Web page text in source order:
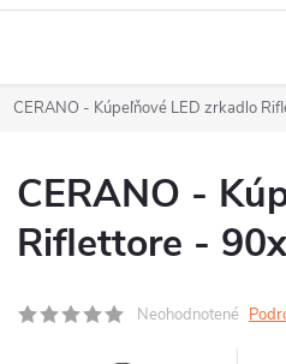
CERANO - Kúpeľňové LED zrkadlo
CERANO -
Riflettore -
Neohodnotené